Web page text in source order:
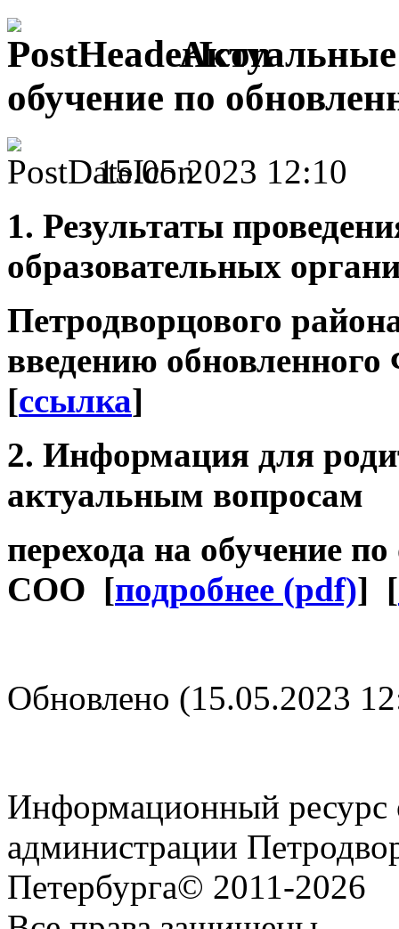
Актуальные
обучение по
15.05.2023 12:10
1. Результаты
образовательных
Петродворцового
введению
[ссылка]
2. Информация для
актуальным вопросам
перехода на обучение
СОО [подробнее (pdf)] [
Обновлено (15.05.2023
Информационный ресурс
администрации
Петербурга© 2011-2026